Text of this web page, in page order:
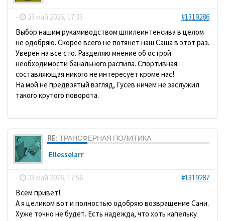
- 23 май 2026, 17:33
#1319286
Выбор нашим рукамиводством шпилеинтенсива в целом
не одобряю. Скорее всего не потянет наш Саша в этот раз.
Уверен на все сто. Разделяю мнение об острой
необходимости банального распила. Спортивная
составляющая никого не интересует кроме нас!
На мой не предвзятый взгляд, Гусев ничем не заслужил
такого крутого поворота.
RE: ТРАНСФЕРНАЯ ПОЛИТИКА
Ellesselarr
- 23 май 2026, 17:56
#1319287
Всем привет!
А я целиком вот и полностью одобряю возвращение Сани.
Хуже точно не будет. Есть надежда, что хоть капельку